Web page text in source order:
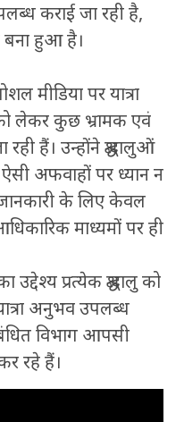
कराई जा रही है,
बना हुआ है।
मीडिया पर यात्रा
लेकर कुछ भ्रामक एवं
हैं। उन्होंने श्रद्धालुओं
अफवाहों पर ध्यान न
के लिए केवल
माध्यमों पर ही
प्रत्येक श्रद्धालु को
अनुभव उपलब्ध
विभाग आपसी
रहे हैं।